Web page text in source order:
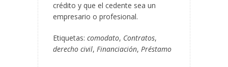
crédito y que el cedente sea un
empresario o profesional.
Etiquetas: comodato, Contratos,
derecho civil, Financiación, Préstamo